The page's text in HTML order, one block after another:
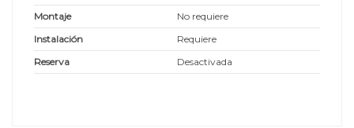
Montaje
No requiere
Instalación
Requiere
Reserva
Desactivada